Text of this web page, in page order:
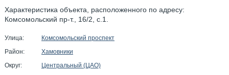
Характеристика объекта, расположенного по адресу:
Комсомольский пр-т., 16/2, с.1.
Улица:
Комсомольский проспект
Район:
Хамовники
Округ:
Центральный (ЦАО)